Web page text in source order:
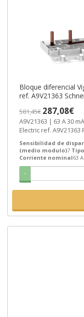
Bloque diferencial
ref. A9V21363
581,45€ 287,08€
A9V21363 | 63 A 30 mA Acti 9 7 Bloque Vigi de Schneider
Electric ref. A9V21363
Sensibilidad de
(medio modulo)7
Corriente nominal63 A
-